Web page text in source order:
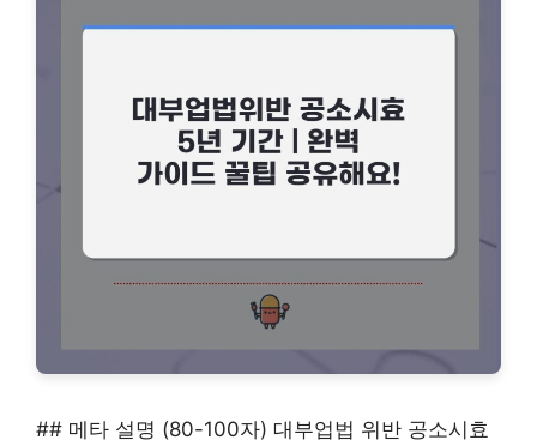
## 메타 설명 (80-100자) 대부업법 위반 공소시효